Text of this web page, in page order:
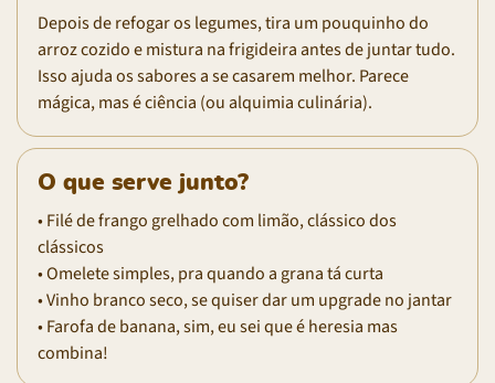
Depois de refogar os legumes, tira um pouquinho do
arroz cozido e mistura na frigideira antes de juntar tudo.
Isso ajuda os sabores a se casarem melhor. Parece
mágica, mas é ciência (ou alquimia culinária).
O que serve junto?
• Filé de frango grelhado com limão, clássico dos
clássicos
• Omelete simples, pra quando a grana tá curta
• Vinho branco seco, se quiser dar um upgrade no jantar
• Farofa de banana, sim, eu sei que é heresia mas
combina!